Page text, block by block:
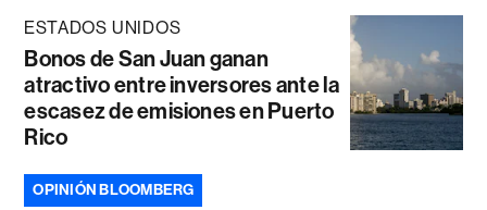
ESTADOS UNIDOS
Bonos de San Juan ganan
atractivo entre inversores ante la
escasez de emisiones en Puerto
Rico
OPINIÓN BLOOMBERG